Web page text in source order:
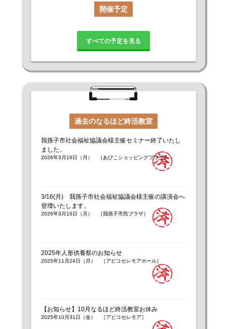
開催予定
すべての予定を見る
過去のなるほど終活教室
我孫子市社会福祉協議会様主催セミナー終了いたし
ました。
2026年3月16日（月） ［あびこショッピングプラザ］
3/16(月) 我孫子市社会福祉協議会様主催の講演会へ
登壇いたします。
2026年3月16日（月） ［我孫子市民プラザ］
2025年人形供養祭のお知らせ
2025年11月24日（月） ［アビコセレモアホール］
【お知らせ】10月なるほど終活教室お休み
2025年10月31日（金） ［アビコセレモア］